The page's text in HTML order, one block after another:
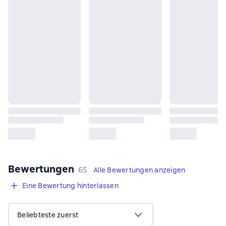
Bewertungen 65 Bewertungen
65
Alle Bewertungen anzeigen
Eine Bewertung hinterlassen
Beliebteste zuerst